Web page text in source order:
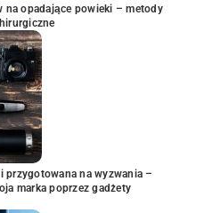
na opadające powieki – metody
przygotowana na wyzwania –
marka poprzez gadżety